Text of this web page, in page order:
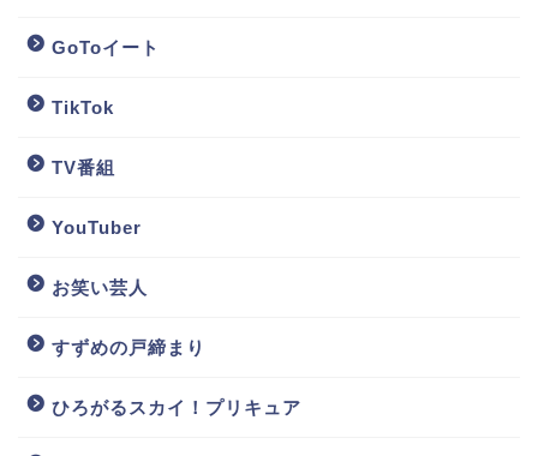
GoToイート
TikTok
TV番組
YouTuber
お笑い芸人
すずめの戸締まり
ひろがるスカイ！プリキュア